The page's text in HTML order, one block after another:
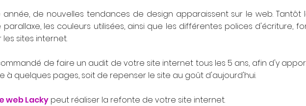
année, de nouvelles tendances de design apparaissent sur le web.
parallaxe, les couleurs utilisées, ainsi que les différentes polices d'écriture,
les sites internet.
de faire un audit de votre site internet tous les 5 ans, afin d'y
à quelques pages, soit de repenser le site au goût d'aujourd'hui.
web Lacky peut réaliser la refonte de votre site internet.